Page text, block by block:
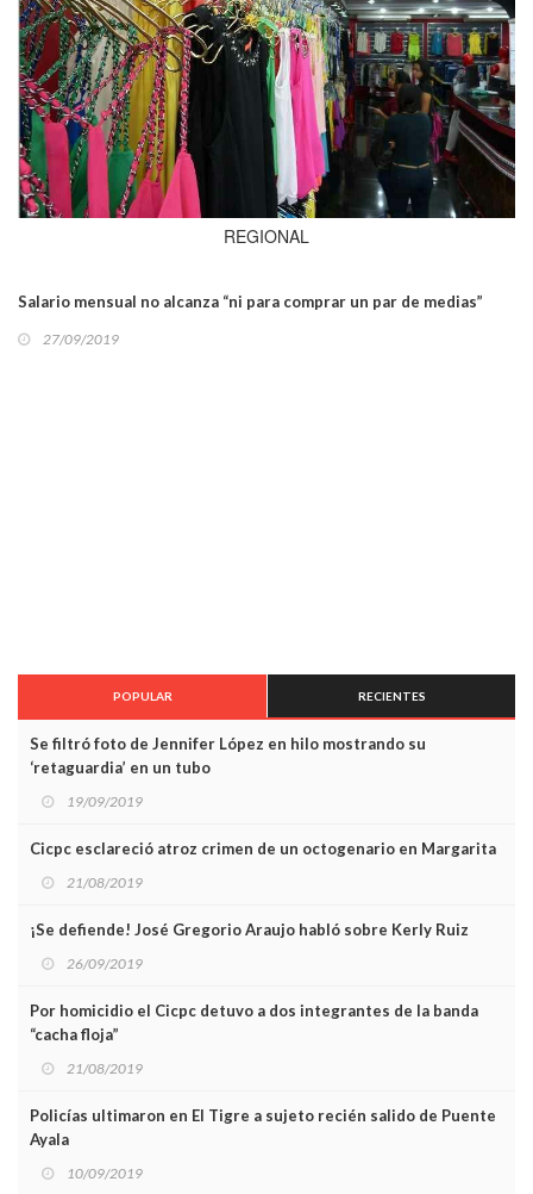
REGIONAL
Salario mensual no alcanza “ni para comprar un par de medias”
27/09/2019
POPULAR RECIENTES
Se filtró foto de Jennifer López en hilo mostrando su
‘retaguardia’ en un tubo
19/09/2019
Cicpc esclareció atroz crimen de un octogenario en Margarita
21/08/2019
¡Se defiende! José Gregorio Araujo habló sobre Kerly Ruiz
26/09/2019
Por homicidio el Cicpc detuvo a dos integrantes de la banda
“cacha floja”
21/08/2019
Policías ultimaron en El Tigre a sujeto recién salido de Puente
Ayala
10/09/2019